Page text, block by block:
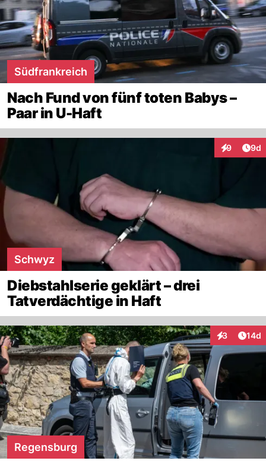
Südfrankreich
Nach Fund von fünf toten Babys –
Paar in U-Haft
9 9d
Schwyz
Diebstahlserie geklärt – drei
Tatverdächtige in Haft
3
Interaktionen
14d
Regensburg